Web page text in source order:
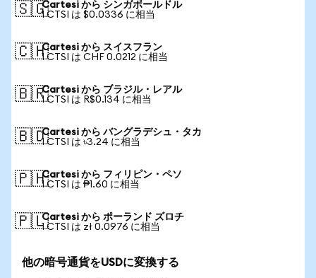
🇸🇬Cartesi から シンガポールドル
1 CTSI は $0.0336 に相当
🇨🇭Cartesi から スイスフラン
1 CTSI は CHF 0.0212 に相当
🇧🇷Cartesi から ブラジル・レアル
1 CTSI は R$0.134 に相当
🇧🇩Cartesi から バングラデシュ・タカ
1 CTSI は ৳3.24 に相当
🇵🇭Cartesi から フィリピン・ペソ
1 CTSI は ₱1.60 に相当
🇵🇱Cartesi から ポーランド ズロチ
1 CTSI は zł 0.0976 に相当
他の暗号通貨をUSDに変換する